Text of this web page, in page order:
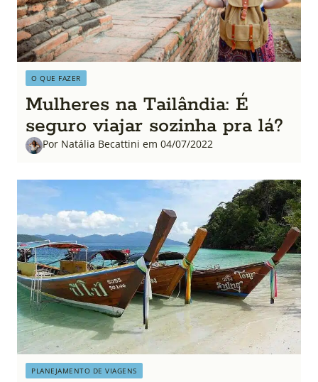
O QUE FAZER
Mulheres na Tailândia: É
seguro viajar sozinha pra lá?
Por Natália Becattini em 04/07/2022
PLANEJAMENTO DE VIAGENS